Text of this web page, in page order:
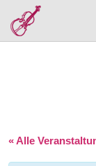
« Alle